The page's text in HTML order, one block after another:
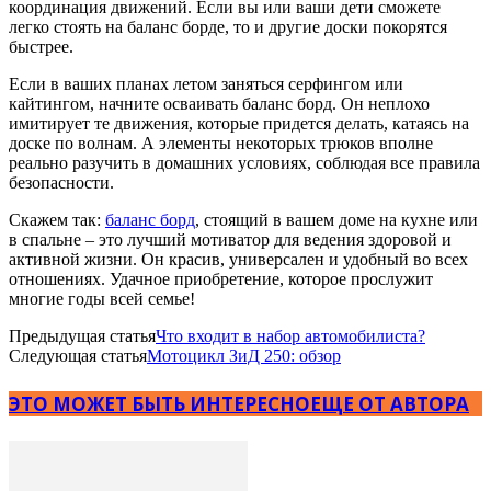
координация движений. Если вы или ваши дети сможете
легко стоять на баланс борде, то и другие доски покорятся
быстрее.
Если в ваших планах летом заняться серфингом или
кайтингом, начните осваивать баланс борд. Он неплохо
имитирует те движения, которые придется делать, катаясь на
доске по волнам. А элементы некоторых трюков вполне
реально разучить в домашних условиях, соблюдая все правила
безопасности.
Скажем так: баланс борд, стоящий в вашем доме на кухне или
в спальне – это лучший мотиватор для ведения здоровой и
активной жизни. Он красив, универсален и удобный во всех
отношениях. Удачное приобретение, которое прослужит
многие годы всей семье!
Предыдущая статьяЧто входит в набор автомобилиста?
Следующая статьяМотоцикл ЗиД 250: обзор
ЭТО МОЖЕТ БЫТЬ ИНТЕРЕСНОЕЩЕ ОТ АВТОРА